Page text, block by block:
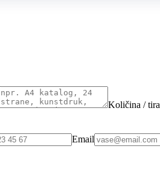
Količina /
Email